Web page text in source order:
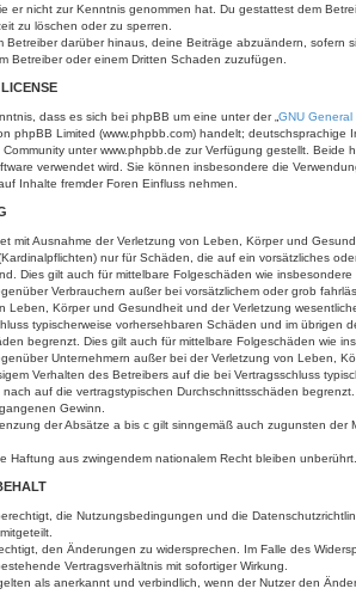
er nicht zur Kenntnis genommen hat. Du gestattest dem
zu löschen oder zu sperren.
Betreiber darüber hinaus, deine Beiträge abzuändern, sofern
Betreiber oder einem Dritten Schaden zuzufügen.
dass es sich bei phpBB um eine unter der „ GNU
phpBB Limited (www.phpbb.com) handelt; deutschsprachige
unter www.phpbb.de zur Verfügung gestellt. Beide
verwendet wird. Sie können insbesondere die
Inhalte fremder Foren Einfluss nehmen.
mit Ausnahme der Verletzung von Leben, Körper und
nur für Schäden, die auf ein vorsätzliches
Dies gilt auch für mittelbare Folgeschäden wie
Verbrauchern außer bei vorsätzlichem oder grob
Leben, Körper und Gesundheit und der Verletzung
typischerweise vorhersehbaren Schäden und im übrigen
begrenzt. Dies gilt auch für mittelbare Folgeschäden wie
Unternehmern außer bei der Verletzung von Leben,
Verhalten des Betreibers auf die bei Vertragsschluss
auf die vertragstypischen Durchschnittsschäden
Gewinn.
der Absätze a bis c gilt sinngemäß auch zugunsten der
Haftung aus zwingendem nationalem Recht bleiben unberührt.
die Nutzungsbedingungen und die
den Änderungen zu widersprechen. Im Falle des
Vertragsverhältnis mit sofortiger Wirkung.
als anerkannt und verbindlich, wenn der Nutzer den